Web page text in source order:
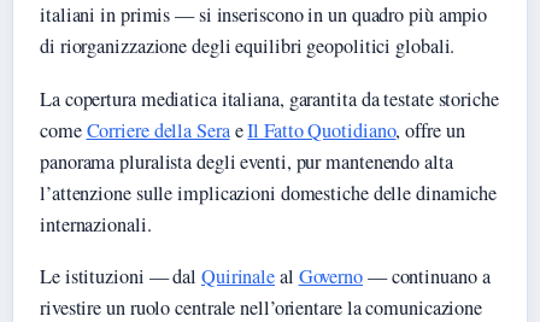
italiani in primis — si inseriscono in un quadro più ampio
di riorganizzazione degli equilibri geopolitici globali.
La copertura mediatica italiana, garantita da testate storiche
comeCorriere della SeraeIl Fatto Quotidiano, offre un
panorama pluralista degli eventi, pur mantenendo alta
l’attenzione sulle implicazioni domestiche delle dinamiche
internazionali.
Le istituzioni — dal Quirinaleal Governo— continuano a
rivestire un ruolo centrale nell’orientare la comunicazione